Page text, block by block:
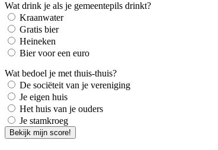
Wat drink je als je gemeentepils drinkt?
Kraanwater
Gratis bier
Heineken
Bier voor een euro
Wat bedoel je met thuis-thuis?
De sociëteit van je vereniging
Je eigen huis
Het huis van je ouders
Je stamkroeg
Bekijk mijn score!